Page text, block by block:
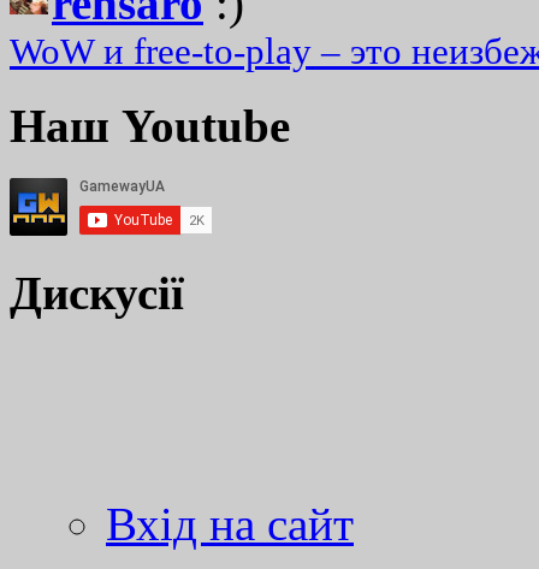
WoW и free-to-play – это
Наш Youtube
Дискусії
Вхід на сайт